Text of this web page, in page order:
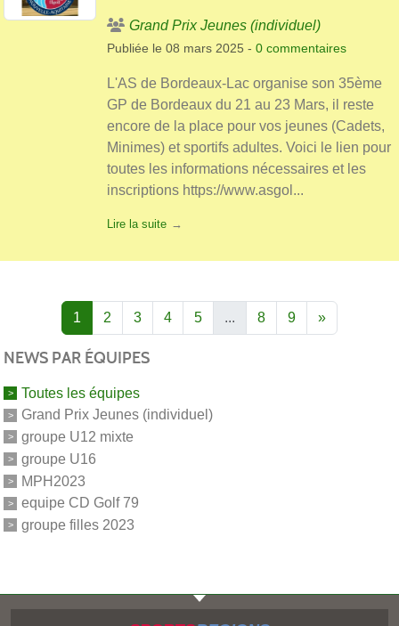
Grand Prix Jeunes (individuel)
Publiée le 08 mars 2025 - 0 commentaires
L'AS de Bordeaux-Lac organise son 35ème
GP de Bordeaux du 21 au 23 Mars, il reste
encore de la place pour vos jeunes (Cadets,
Minimes) et sportifs adultes. Voici le lien pour
toutes les informations nécessaires et les
inscriptions https://www.asgol...
Lire la suite
1 2 3 4 5 ... 8 9 »
NEWS PAR ÉQUIPES
Toutes les équipes
Grand Prix Jeunes (individuel)
groupe U12 mixte
groupe U16
MPH2023
equipe CD Golf 79
groupe filles 2023